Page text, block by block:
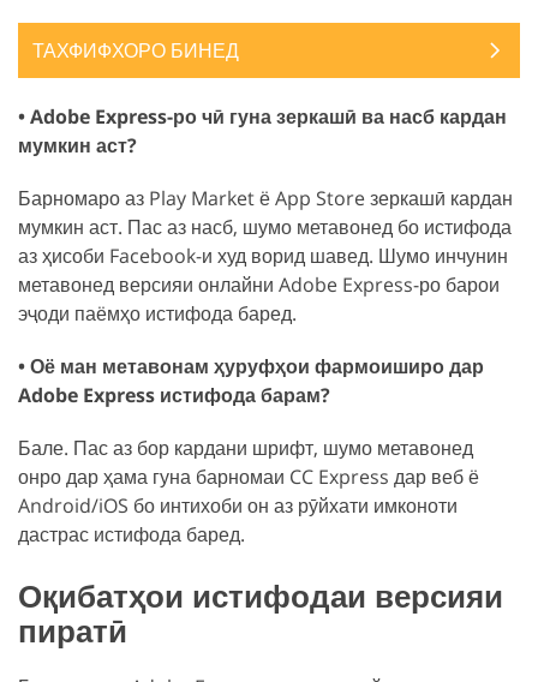
ТАХФИФХОРО БИНЕД
• Adobe Express-ро чӣ гуна зеркашӣ ва насб кардан
мумкин аст?
Барномаро аз Play Market ё App Store зеркашӣ кардан
мумкин аст. Пас аз насб, шумо метавонед бо истифода
аз ҳисоби Facebook-и худ ворид шавед. Шумо инчунин
метавонед версияи онлайни Adobe Express-ро барои
эҷоди паёмҳо истифода баред.
• Оё ман метавонам ҳуруфҳои фармоиширо дар
Adobe Express истифода барам?
Бале. Пас аз бор кардани шрифт, шумо метавонед
онро дар ҳама гуна барномаи CC Express дар веб ё
Android/iOS бо интихоби он аз рӯйхати имконоти
дастрас истифода баред.
Оқибатҳои истифодаи версияи
пиратӣ